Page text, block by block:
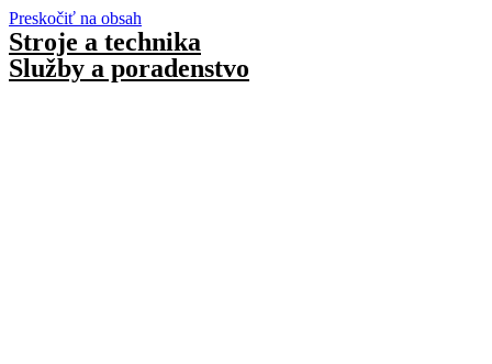
Preskočiť na obsah
Stroje a technika
Služby a poradenstvo